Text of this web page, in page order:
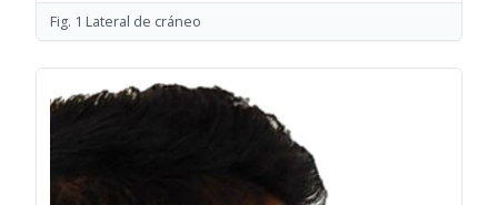
Fig. 1 Lateral de cráneo